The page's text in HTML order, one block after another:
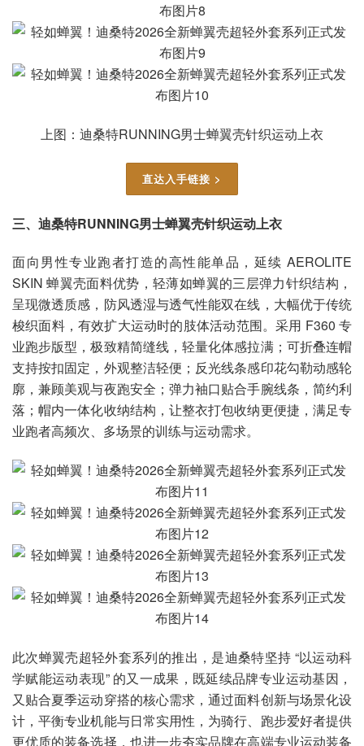
上图：迪桑特RUNNING男士蝉翼壳针织运动上衣
直达入手链接 >
三、迪桑特RUNNING男士蝉翼壳针织运动上衣
面向男性专业跑者打造的高性能单品，延续 AEROLITE
SKIN 蝉翼壳面料优势，轻薄如蝉翼的三层弹力针织结构，
呈现微透质感，防风透湿与透气性能双在线，大幅优于传统
梭织面料，有效扩大运动时的肢体活动范围。采用 F360 专
业跑步版型，极致精简缝线，轻量化体感拉满；可折叠连帽
支持按扣固定，外观整洁轻便；反光线条感印花勾勒动感轮
廓，兼顾美观与夜跑安全；弹力袖口贴合手腕线条，简约利
落；帽内一体化收纳结构，让整衣打包收纳更便捷，满足专
业跑者高频次、多场景的训练与运动需求。
此次蝉翼壳超轻外套系列的推出，是迪桑特坚持 “以运动科
学赋能运动表现” 的又一成果，既延续品牌专业运动基因，
又贴合夏季运动穿搭的核心需求，通过面料创新与场景化设
计，平衡专业机能与日常实用性，为骑行、跑步爱好者提供
更优质的装备选择，也进一步夯实品牌在高端专业运动装备